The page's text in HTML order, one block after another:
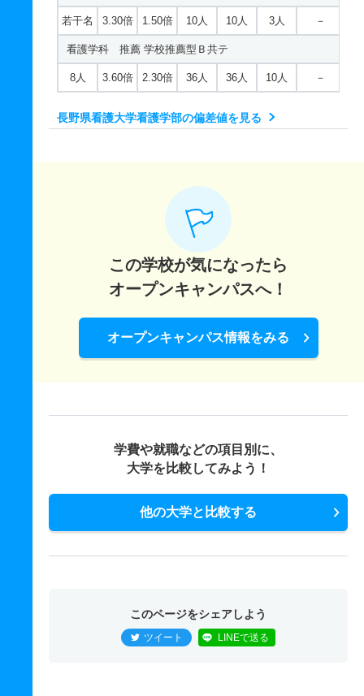
若干名 3.30倍 1.50倍 10人 10人 3人 －
看護学科 推薦 学校推薦型Ｂ共テ
8人 3.60倍 2.30倍 36人 36人 10人 －
長野県看護大学看護学部の偏差値を見る
この学校が気になったら
オープンキャンパスへ！
オープンキャンパス情報をみる
学費や就職などの項目別に、
大学を比較してみよう！
他の大学と比較する
このページをシェアしよう
ツイート LINEで送る